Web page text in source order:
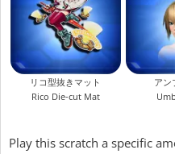
リコ型抜きマット
Rico Die-cut Mat
アン
Play this scratch a specific